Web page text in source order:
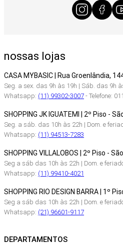
nossas lojas
CASA MYBASIC | Rua Groenlândia,
Seg. a sex. das 9h às 19h | Sáb. das 9h
Whatsapp: (11) 99302-3007- Telefone:
SHOPPING JK IGUATEMI | 2º Piso -
Seg. a sáb. das 10h às 22h | Dom. e
Whatsapp: (11) 94513-7283
SHOPPING VILLALOBOS | 2º Piso -
Seg a sáb das 10h às 22h | Dom. e
Whatsapp: (11) 99410-4021
SHOPPING RIO DESIGN BARRA | 1º
Seg a sáb das 10h às 22h | Dom. e
Whatsapp: (21) 96601-9117
DEPARTAMENTOS